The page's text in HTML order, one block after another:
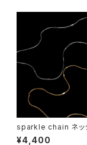
sparkle chain ネッ
¥4,400